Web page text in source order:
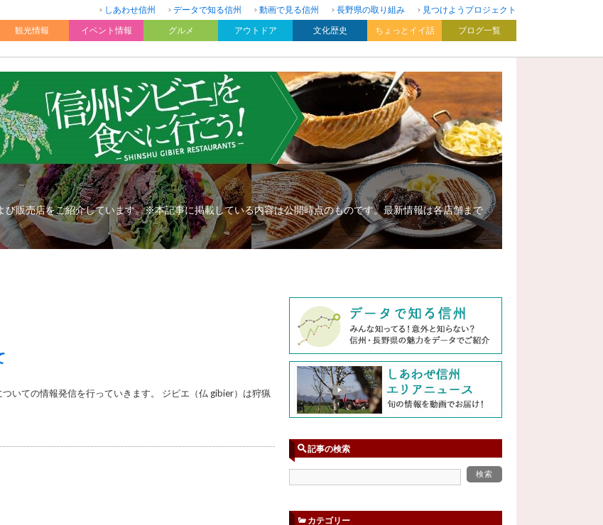
しあわせ信州 データで知る信州 動画で見る信州 長野県の取り組み
見つけようプロジェクト
観光情報 イベント情報 グルメ アウトドア 文化歴史 ちょっとイイ話 ブログ一覧
販売店をご紹介しています。※本記事に掲載している内容は公開時点のものです。最新情報は各店舗まで
いての情報発信を行っていきます。 ジビエ（仏 gibier）は狩猟
記事の検索
カテゴリー